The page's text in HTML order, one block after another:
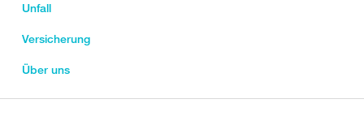
Unfall
Versicherung
Über uns